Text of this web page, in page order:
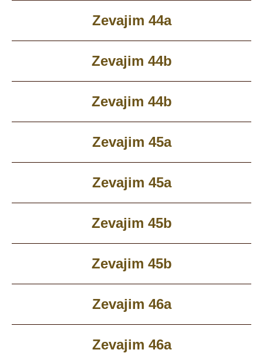
Zevajim 44a
Zevajim 44b
Zevajim 44b
Zevajim 45a
Zevajim 45a
Zevajim 45b
Zevajim 45b
Zevajim 46a
Zevajim 46a